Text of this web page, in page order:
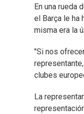
En una rueda
el Barça le ha
misma era la
"Si nos
clubes
La